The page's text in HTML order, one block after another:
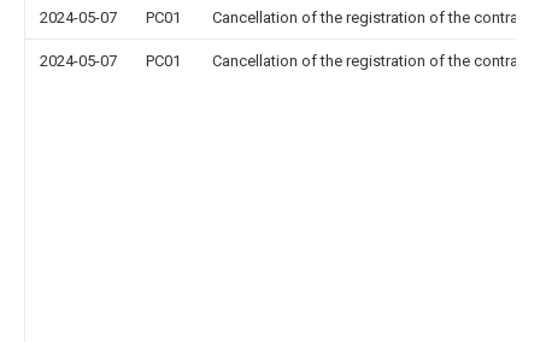
2024-05-07 PC01 Cancellation of the registration of the
2024-05-07 PC01 Cancellation of the registration of the